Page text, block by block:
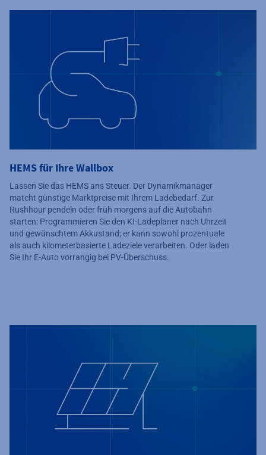
HEMS für Ihre Wallbox
Lassen Sie das HEMS ans Steuer. Der Dynamikmanager
matcht günstige Marktpreise mit Ihrem Ladebedarf. Zur
Rushhour pendeln oder früh morgens auf die Autobahn
starten: Programmieren Sie den KI-Ladeplaner nach Uhrzeit
und gewünschtem Akkustand; er kann sowohl prozentuale
als auch kilometerbasierte Ladeziele verarbeiten. Oder laden
Sie Ihr E-Auto vorrangig bei PV-Überschuss.